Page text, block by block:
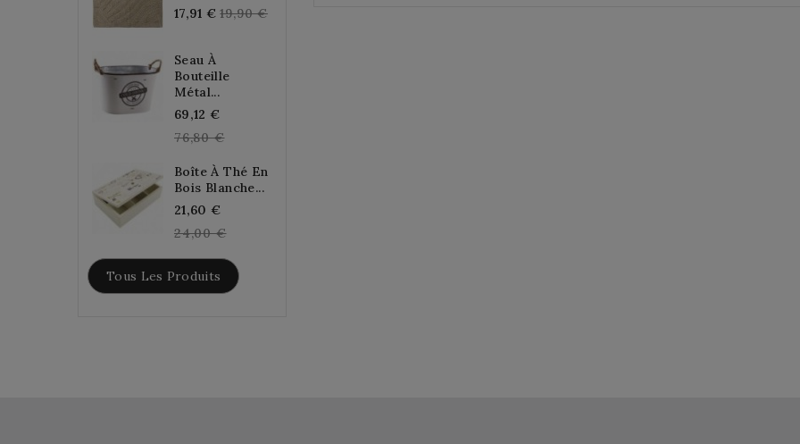
17,91 € Regular
19,90 €
Seau À
Bouteille
Métal...
69,12 €
price
76,80 €
Boîte À Thé En
Bois Blanche...
21,60 €
price
24,00 €
Tous Les Produits